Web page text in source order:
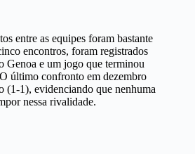
entre as equipes foram bastante
encontros, foram registrados
Genoa e um jogo que terminou
último confronto em dezembro
(1-1), evidenciando que nenhuma
nessa rivalidade.